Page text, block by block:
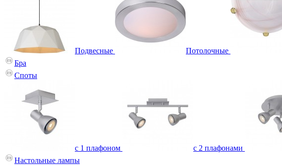
Подвесные Потолочные
Бра
Споты
с 1 плафоном с 2 плафонами
Настольные лампы